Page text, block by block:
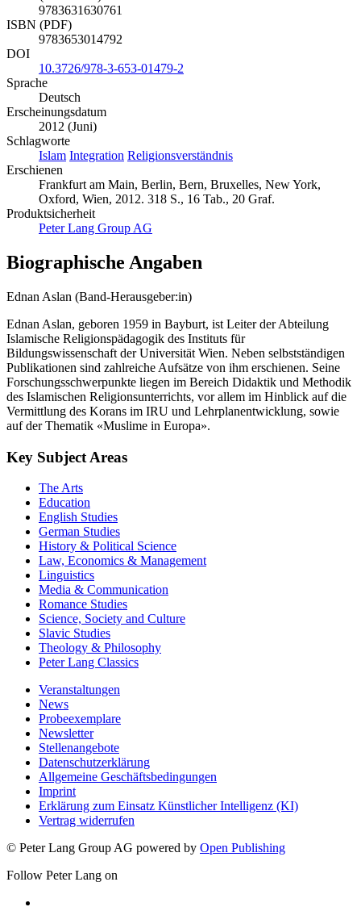
9783631630761
ISBN (PDF)
9783653014792
DOI
10.3726/978-3-653-01479-2
Sprache
Deutsch
Erscheinungsdatum
2012 (Juni)
Schlagworte
Islam Integration Religionsverständnis
Erschienen
Frankfurt am Main, Berlin, Bern, Bruxelles, New York,
Oxford, Wien, 2012. 318 S., 16 Tab., 20 Graf.
Produktsicherheit
Peter Lang Group AG
Biographische Angaben
Ednan Aslan (Band-Herausgeber:in)
Ednan Aslan, geboren 1959 in Bayburt, ist Leiter der Abteilung
Islamische Religionspädagogik des Instituts für
Bildungswissenschaft der Universität Wien. Neben selbstständigen
Publikationen sind zahlreiche Aufsätze von ihm erschienen. Seine
Forschungsschwerpunkte liegen im Bereich Didaktik und Methodik
des Islamischen Religionsunterrichts, vor allem im Hinblick auf die
Vermittlung des Korans im IRU und Lehrplanentwicklung, sowie
auf der Thematik «Muslime in Europa».
Key Subject Areas
The Arts
Education
English Studies
German Studies
History & Political Science
Law, Economics & Management
Linguistics
Media & Communication
Romance Studies
Science, Society and Culture
Slavic Studies
Theology & Philosophy
Peter Lang Classics
Veranstaltungen
News
Probeexemplare
Newsletter
Stellenangebote
Datenschutzerklärung
Allgemeine Geschäftsbedingungen
Imprint
Erklärung zum Einsatz Künstlicher Intelligenz (KI)
Vertrag widerrufen
© Peter Lang Group AG powered by Open Publishing
Follow Peter Lang on